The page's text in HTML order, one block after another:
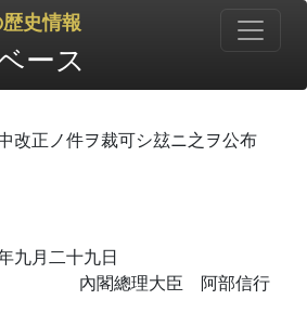
史情報
ース
改正ノ件ヲ裁可シ玆ニ之ヲ公布
九月二十九日
內閣總理大臣 阿部信行